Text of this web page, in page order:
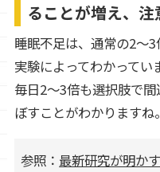
ることが増え、
睡眠不足は、通常の2～
実験によってわかってい
毎日2～3倍も選択肢で
ぼすことがわかりますね。
参照： 最新研究が明か